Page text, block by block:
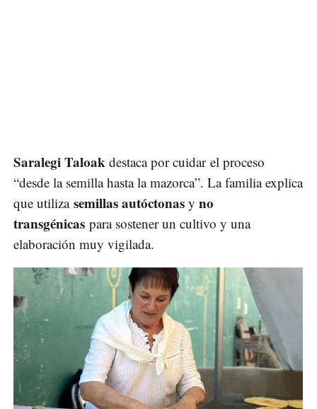
Saralegi Taloak destaca por cuidar el proceso
“desde la semilla hasta la mazorca”. La familia explica
que utiliza semillas autóctonas y no
transgénicas para sostener un cultivo y una
elaboración muy vigilada.